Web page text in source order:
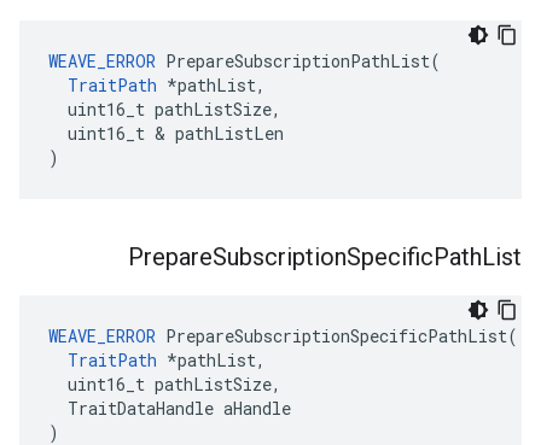
WEAVE_ERROR PrepareSubscriptionPathList(
TraitPath *pathList,
  uint16_t pathListSize,
  uint16_t & pathListLen
)
PrepareSubscriptionSpecificPathList
WEAVE_ERROR PrepareSubscriptionSpecificPathList(
TraitPath *pathList,
  uint16_t pathListSize,
  TraitDataHandle aHandle
)